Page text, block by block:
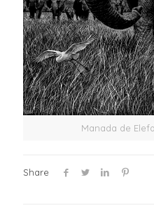
Manada de
Share